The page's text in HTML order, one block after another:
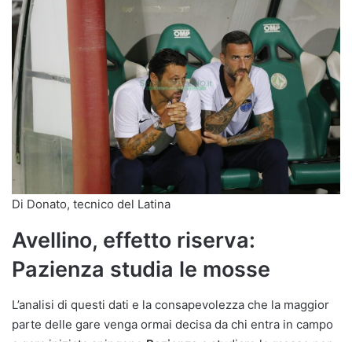
Di Donato, tecnico del Latina
Avellino, effetto riserva:
Pazienza studia le mosse
L’analisi di questi dati e la consapevolezza che la maggior
parte delle gare venga ormai decisa da chi entra in campo